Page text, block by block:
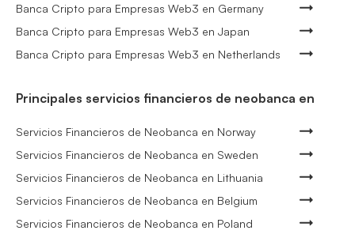
Banca Cripto para Empresas Web3 en Germany
Banca Cripto para Empresas Web3 en Japan
Banca Cripto para Empresas Web3 en Netherlands
Principales servicios financieros de neobanca en
Servicios Financieros de Neobanca en Norway
Servicios Financieros de Neobanca en Sweden
Servicios Financieros de Neobanca en Lithuania
Servicios Financieros de Neobanca en Belgium
Servicios Financieros de Neobanca en Poland